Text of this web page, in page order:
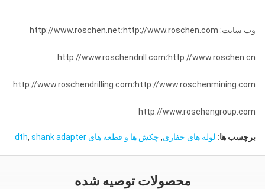
وب سایت: http://www.roschen.com؛http://www.roschen.net
http://www.roschen.cn؛http://www.roschendrill.com
http://www.roschenmining.com؛http://www.roschendrilling.com
http://www.roschengroup.com
برچسب ها: لوله های حفاری, چکش ها و قطعه های dth , shank adapter
محصولات توصیه شده